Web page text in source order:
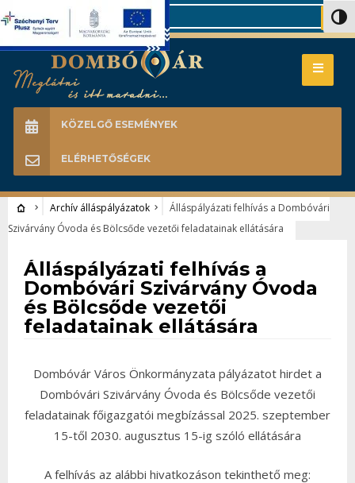
Search
KÖZELGŐ ESEMÉNYEK
ELÉRHETŐSÉGEK
Archív álláspályázatok
Álláspályázati felhívás a Dombóvári
Szivárvány Óvoda és Bölcsőde vezetői feladatainak ellátására
Álláspályázati felhívás a
Dombóvári Szivárvány Óvoda
és Bölcsőde vezetői
feladatainak ellátására
Dombóvár Város Önkormányzata pályázatot hirdet a
Dombóvári Szivárvány Óvoda és Bölcsőde vezetői
feladatainak főigazgatói megbízással 2025. szeptember
15-től 2030. augusztus 15-ig szóló ellátására
A felhívás az alábbi hivatkozáson tekinthető meg: